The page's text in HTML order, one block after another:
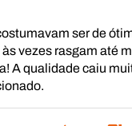
ser de
vezes rasgam até
A qualidade caiu